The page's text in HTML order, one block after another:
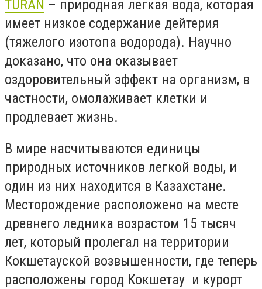
ТURAN – природная легкая вода, которая
имеет низкое содержание дейтерия
(тяжелого изотопа водорода). Научно
доказано, что она оказывает
оздоровительный эффект на организм, в
частности, омолаживает клетки и
продлевает жизнь.
В мире насчитываются единицы
природных источников легкой воды, и
один из них находится в Казахстане.
Месторождение расположено на месте
древнего ледника возрастом 15 тысяч
лет, который пролегал на территории
Кокшетауской возвышенности, где теперь
расположены город Кокшетау и курорт